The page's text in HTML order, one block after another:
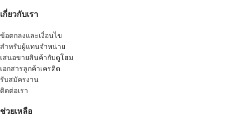
เกี่ยวกับเรา
ข้อตกลงและเงื่อนไข
สำหรับผู้แทนจำหน่าย
เสนอขายสินค้ากับดูโฮม
เอกสารลูกค้าเครดิต
รับสมัครงาน
ติดต่อเรา
ช่วยเหลือ